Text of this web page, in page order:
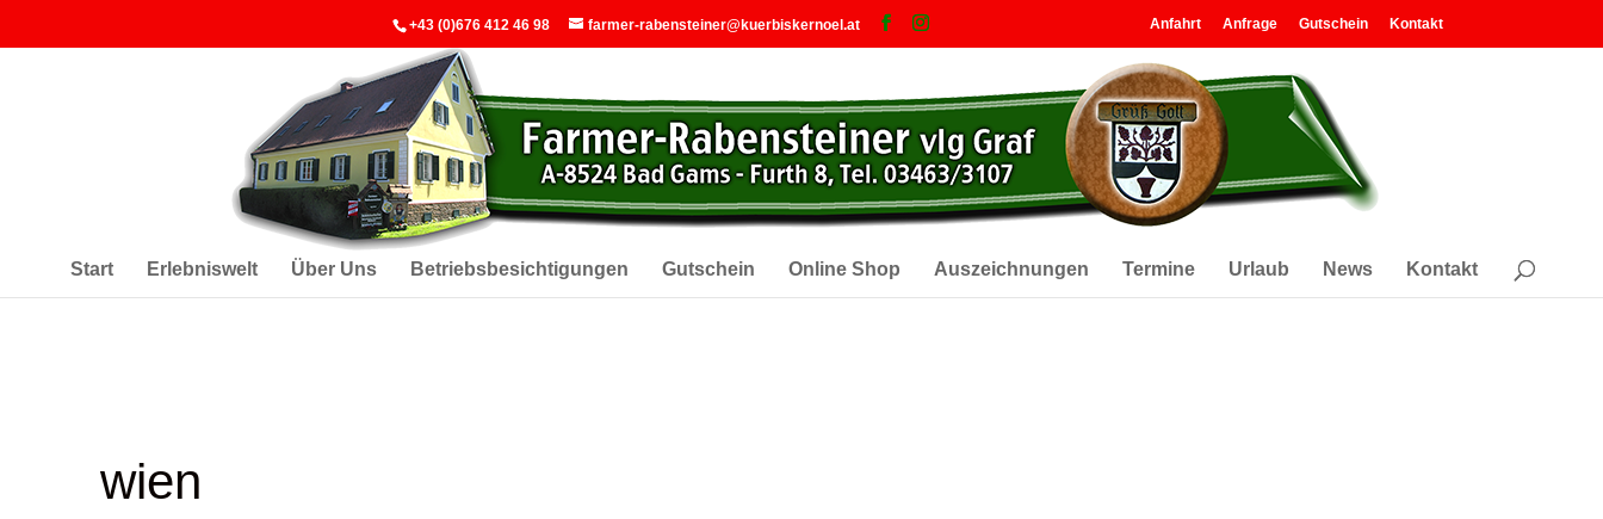
+43 (0)676 412 46 98 farmer-rabensteiner@kuerbiskernoel.at Anfahrt Anfrage Gutschein Kontakt
Start Erlebniswelt Über Uns Betriebsbesichtigungen Gutschein Online Shop Auszeichnungen Termine Urlaub News Kontakt
wien